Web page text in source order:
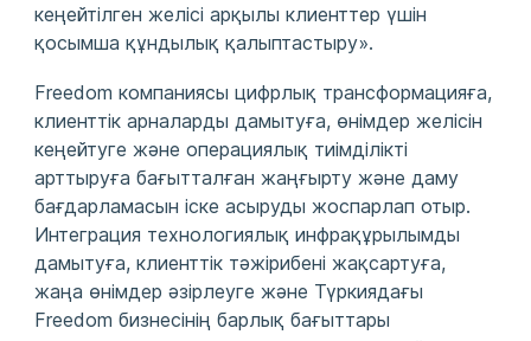
кеңейтілген желісі арқылы клиенттер үшін
қосымша құндылық қалыптастыру».
Freedom компаниясы цифрлық трансформацияға,
клиенттік арналарды дамытуға, өнімдер желісін
кеңейтуге және операциялық тиімділікті
арттыруға бағытталған жаңғырту және даму
бағдарламасын іске асыруды жоспарлап отыр.
Интеграция технологиялық инфрақұрылымды
дамытуға, клиенттік тәжірибені жақсартуға,
жаңа өнімдер әзірлеуге және Түркиядағы
Freedom бизнесінің барлық бағыттары